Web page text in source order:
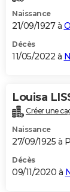
Dictionnaire
Biographies
Citations
Expressions
Proverbes
PROGRAMME TV
S'inscrire
Se connecter
Lycées
Collèges
Primaires
Universités
Entreprises
Service militaire
Avis de
AVIS DE DÉCÈS
Bricolage
Lifestyle
Culture
Sport
Auto
Television
Voyage
Cinema
Naissance
21/09/1927 à
Décès
11/05/2022 à
Louisa
Créer une
Naissance
27/09/1925 à
Décès
09/11/2020 à